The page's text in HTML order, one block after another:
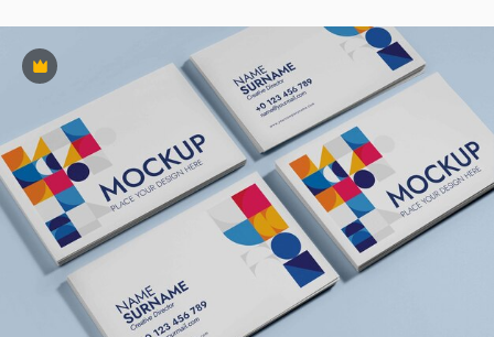
Premium